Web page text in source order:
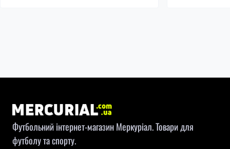
Футбольний інтернет-магазин Меркуріал. Товари для
футболу та спорту.